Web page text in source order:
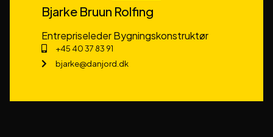
Bjarke Bruun Rolfing
Entrepriseleder Bygningskonstruktør
+45 40 37 83 91
bjarke@danjord.dk